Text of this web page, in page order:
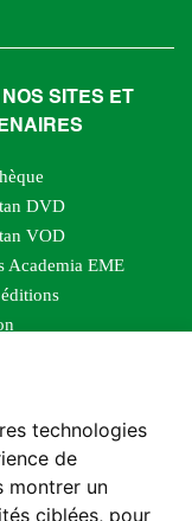
technologies
de
montrer un
ciblées, pour
NOS SITES ET
DVD
VOD
Academia EME
éditeurs